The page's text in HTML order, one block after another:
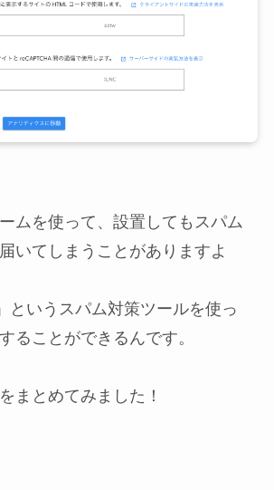
ムを使って、設置してもスパム
いてしまうことがありますよ
というスパム対策ツールを使っ
ることができるんです。
まとめてみました！